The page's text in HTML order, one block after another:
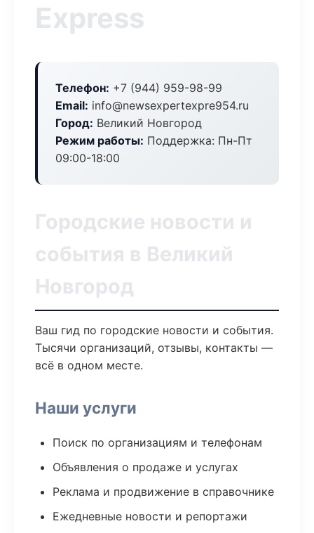
Express
Телефон: +7 (944) 959-98-99
Email: info@newsexpertexpre954.ru
Город: Великий Новгород
Режим работы: Поддержка: Пн-Пт
09:00-18:00
Городские новости и
события в Великий
Новгород
Ваш гид по городские новости и события.
Тысячи организаций, отзывы, контакты —
всё в одном месте.
Наши услуги
Поиск по организациям и телефонам
Объявления о продаже и услугах
Реклама и продвижение в справочнике
Ежедневные новости и репортажи